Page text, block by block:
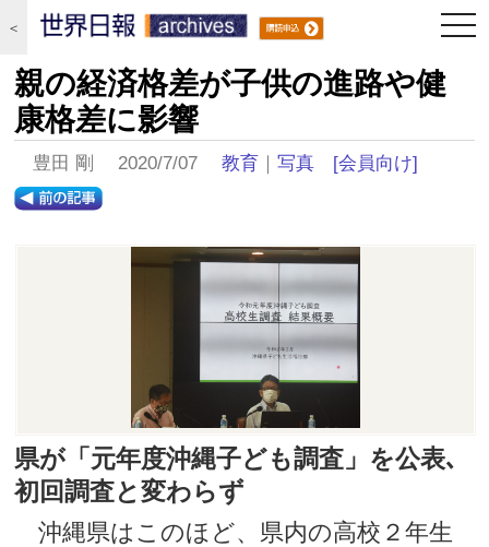
＜
親の経済格差が子供の進路や健
康格差に影響
豊田 剛 2020/7/07教育 ｜写真 [会員向け]
県が「元年度沖縄子ども調査」を公表､
初回調査と変わらず
沖縄県はこのほど、県内の高校２年生